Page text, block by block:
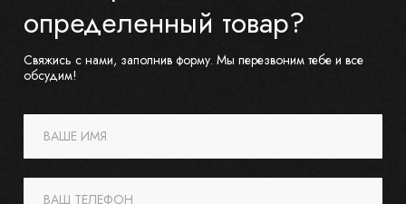
определенный товар?
Свяжись с нами, заполнив форму. Мы перезвоним тебе и все
обсудим!
ВАШЕ ИМЯ
ВАШ ТЕЛЕФОН